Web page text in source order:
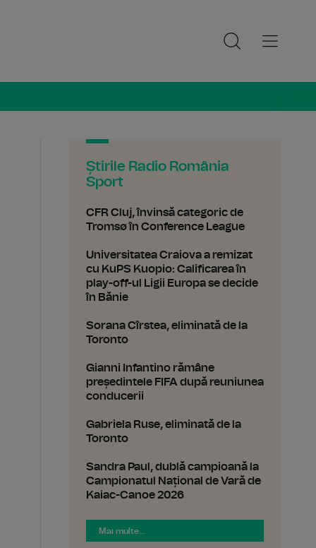
Știrile Radio România
Sport
CFR Cluj, învinsă categoric de
Tromsø în Conference League
Universitatea Craiova a remizat
cu KuPS Kuopio: Calificarea în
play-off-ul Ligii Europa se decide
în Bănie
Sorana Cîrstea, eliminată de la
Toronto
Gianni Infantino rămâne
președintele FIFA după reuniunea
conducerii
Gabriela Ruse, eliminată de la
Toronto
Sandra Paul, dublă campioană la
Campionatul Național de Vară de
Kaiac-Canoe 2026
Mai multe...